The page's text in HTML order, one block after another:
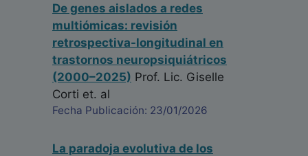
De genes aislados a redes
multiómicas: revisión
retrospectiva-longitudinal en
trastornos neuropsiquiátricos
(2000–2025) Prof. Lic. Giselle
Corti et. al
Fecha Publicación: 23/01/2026
La paradoja evolutiva de los